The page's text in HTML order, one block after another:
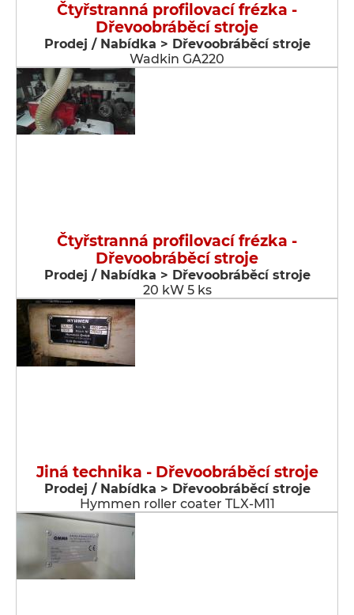
Čtyřstranná profilovací frézka -
Dřevoobráběcí stroje
Prodej / Nabídka > Dřevoobráběcí stroje
Wadkin GA220
Čtyřstranná profilovací frézka -
Dřevoobráběcí stroje
Prodej / Nabídka > Dřevoobráběcí stroje
20 kW 5 ks
Jiná technika - Dřevoobráběcí stroje
Prodej / Nabídka > Dřevoobráběcí stroje
Hymmen roller coater TLX-M11